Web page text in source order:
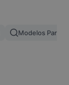
Modelos Para